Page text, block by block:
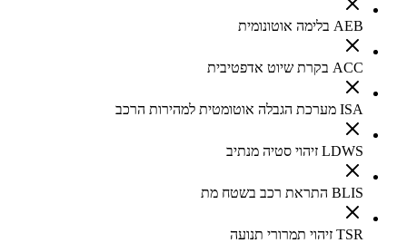
AEB בלימה אוטונומית
ACC בקרת שיוט אדפטיבית
ISA מערכת הגבלה אוטומטית למהירות הרכב
LDWS זיהוי סטיה מנתיב
BLIS התראת רכב בשטח מת
TSR זיהוי תמרורי תנועה